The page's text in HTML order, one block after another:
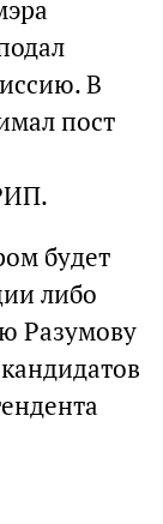
В
пост
будет
либо
Разумову